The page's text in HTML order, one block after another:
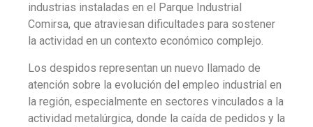
industrias instaladas en el Parque Industrial
Comirsa, que atraviesan dificultades para sostener
la actividad en un contexto económico complejo.
Los despidos representan un nuevo llamado de
atención sobre la evolución del empleo industrial en
la región, especialmente en sectores vinculados a la
actividad metalúrgica, donde la caída de pedidos y la